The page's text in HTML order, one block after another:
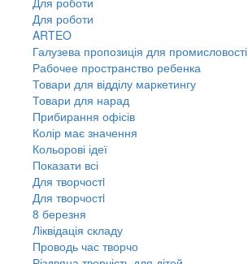
Для роботи
ARTEO
Галузева пропозиція для промисловості
Рабочее пространство ребенка
Товари для відділу маркетингу
Товари для нарад
Прибирання офісів
Колір має значення
Кольорові ідеї
Показати всі
Для творчостi
Для творчостi
8 березня
Ліквідація складу
Проводь час творчо